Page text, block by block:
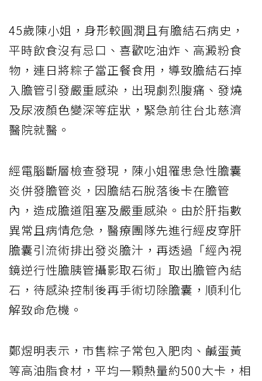
45歲陳小姐，身形較圓潤且有膽結石病史，
平時飲食沒有忌口、喜歡吃油炸、高澱粉食
物，連日將粽子當正餐食用，導致膽結石掉
入膽管引發嚴重感染，出現劇烈腹痛、發燒
及尿液顏色變深等症狀，緊急前往台北慈濟
醫院就醫。
經電腦斷層檢查發現，陳小姐罹患急性膽囊
炎併發膽管炎，因膽結石脫落後卡在膽管
內，造成膽道阻塞及嚴重感染。由於肝指數
異常且病情危急，醫療團隊先進行經皮穿肝
膽囊引流術排出發炎膽汁，再透過「經內視
鏡逆行性膽胰管攝影取石術」取出膽管內結
石，待感染控制後再手術切除膽囊，順利化
解致命危機。
鄭煜明表示，市售粽子常包入肥肉、鹹蛋黃
等高油脂食材，平均一顆熱量約500大卡，相